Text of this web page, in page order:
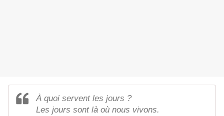
À quoi servent les jours ?
Les jours sont là où nous vivons.